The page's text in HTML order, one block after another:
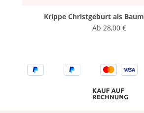
Krippe Christgeburt als
Ab 28,00 €